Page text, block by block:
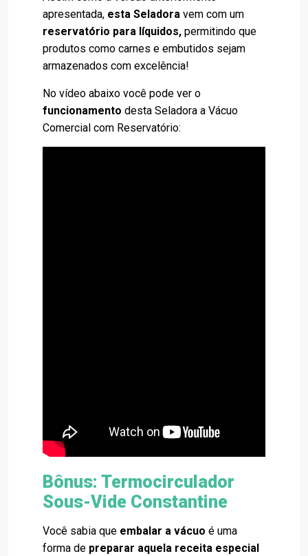
apresentada, esta Seladora vem com um
reservatório para líquidos, permitindo que
produtos como carnes e embutidos sejam
armazenados com excelência!
No vídeo abaixo você pode ver o
funcionamento desta Seladora a Vácuo
Comercial com Reservatório:
Bônus: Termocirculador
Sous-Vide Constantine
Você sabia que embalar a vácuo é uma
forma de preparar aquela receita especial